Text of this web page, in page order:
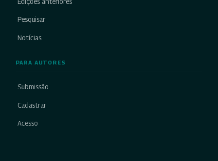
Pesquisar
Notícias
PARA AUTORES
Submissão
Cadastrar
Acesso